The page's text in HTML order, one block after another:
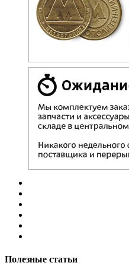
Полезные статьи